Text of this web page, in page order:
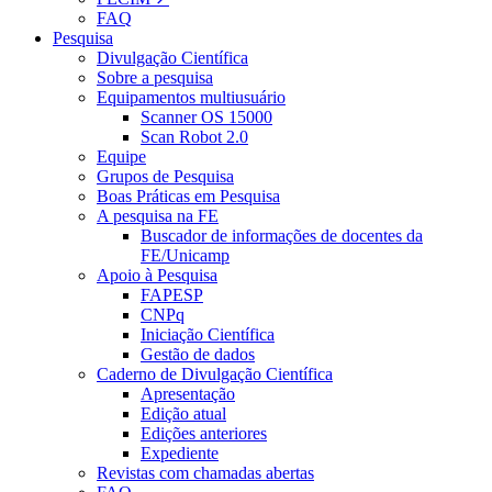
FAQ
Pesquisa
Divulgação Científica
Sobre a pesquisa
Equipamentos multiusuário
Scanner OS 15000
Scan Robot 2.0
Equipe
Grupos de Pesquisa
Boas Práticas em Pesquisa
A pesquisa na FE
Buscador de informações de docentes da
FE/Unicamp
Apoio à Pesquisa
FAPESP
CNPq
Iniciação Científica
Gestão de dados
Caderno de Divulgação Científica
Apresentação
Edição atual
Edições anteriores
Expediente
Revistas com chamadas abertas